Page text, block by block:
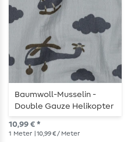
Baumwoll-Musselin -
Double Gauze Helikopter
Hellblau
10,99 € *
1 Meter | 10,99 € / Meter